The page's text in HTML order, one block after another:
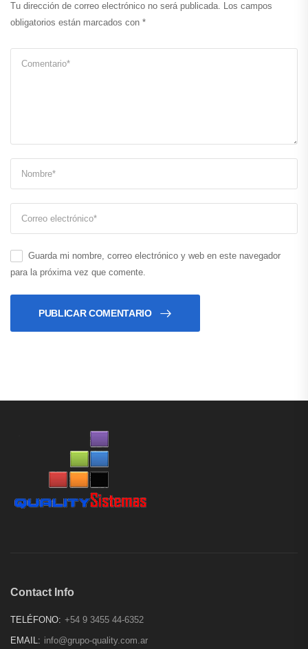
Tu dirección de correo electrónico no será publicada. Los campos
obligatorios están marcados con *
Guarda mi nombre, correo electrónico y web en este navegador
para la próxima vez que comente.
PUBLICAR COMENTARIO
Contact Info
TELÉFONO: +54 9 3455 44-6352
EMAIL: info@grupo-quality.com.ar